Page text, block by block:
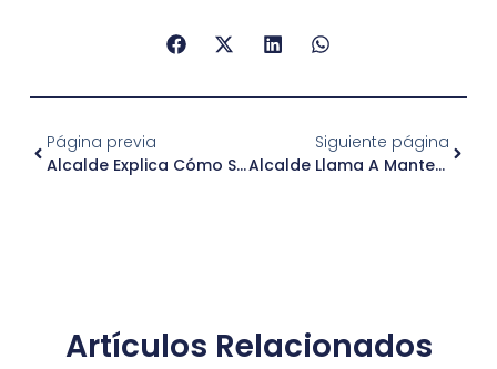
Página previa
Alcalde Explica Cómo Se Ha Implementado La Cuarentena En Independencia
Siguiente página
Alcalde Llama A Mantener La Cuarentena
Artículos Relacionados